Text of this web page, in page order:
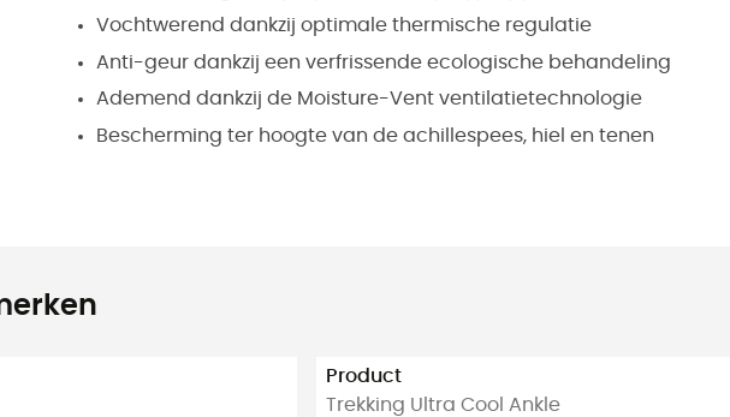
Vochtwerend dankzij optimale thermische regulatie
Anti-geur dankzij een verfrissende ecologische behandeling
Ademend dankzij de Moisture-Vent ventilatietechnologie
Bescherming ter hoogte van de achillespees, hiel en tenen
Product
Trekking Ultra Cool Ankle